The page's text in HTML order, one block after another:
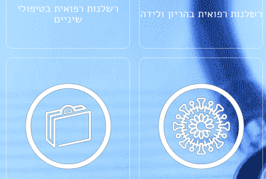
רשלנות רפואית בהריון ולידה רשלנות רפואית בטיפולי
שיניים